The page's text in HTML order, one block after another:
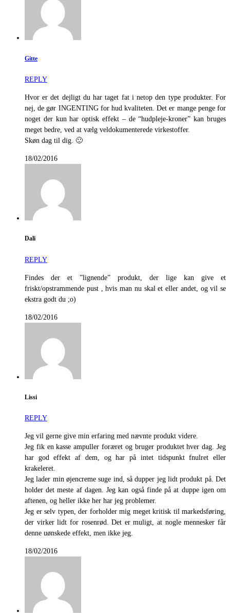
Gitte
REPLY
Hvor er det dejligt du har taget fat i netop den type produkter. For
nej, de gør INGENTING for hud kvaliteten. Det er mange penge for
noget der kun har optisk effekt – de “hudpleje-kroner” kan bruges
meget bedre, ved at vælg veldokumenterede virkestoffer.
Skøn dag til dig. 🙂
18/02/2016
Dali
REPLY
Findes der et ”lignende” produkt, der lige kan give et
friskt/opstrammende pust , hvis man nu skal et eller andet, og vil se
ekstra godt du ;o)
18/02/2016
Lissi
REPLY
Jeg vil gerne give min erfaring med nævnte produkt videre.
Jeg fik en kasse ampuller foræret og bruger produktet hver dag. Jeg
har god effekt af dem, og har på intet tidspunkt fnulret eller
krakeleret.
Jeg lader min øjencreme suge ind, så dupper jeg lidt produkt på. Det
holder det meste af dagen. Jeg kan også finde på at duppe igen om
aftenen, og heller ikke her har jeg problemer.
Jeg er selv typen, der forholder mig meget kritisk til markedsføring,
der virker lidt for rosenrød. Det er muligt, at nogle mennesker får
denne uønskede effekt, men ikke jeg.
18/02/2016